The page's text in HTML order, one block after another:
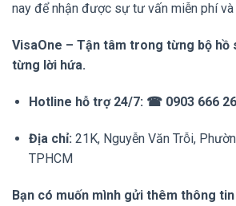
nay để nhận được sự tư vấn miễn phí
VisaOne – Tận tâm trong từng bộ hồ
từng lời hứa.
Hotline hỗ trợ 24/7: ☎ 0903 666
Địa chỉ: 21K, Nguyễn Văn Trỗi,
TPHCM
Bạn có muốn mình gửi thêm thông